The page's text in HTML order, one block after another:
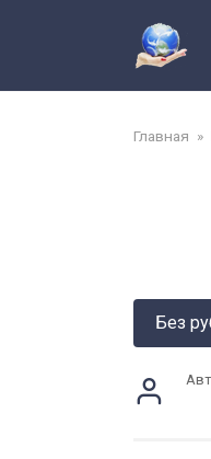
Главная »
Без